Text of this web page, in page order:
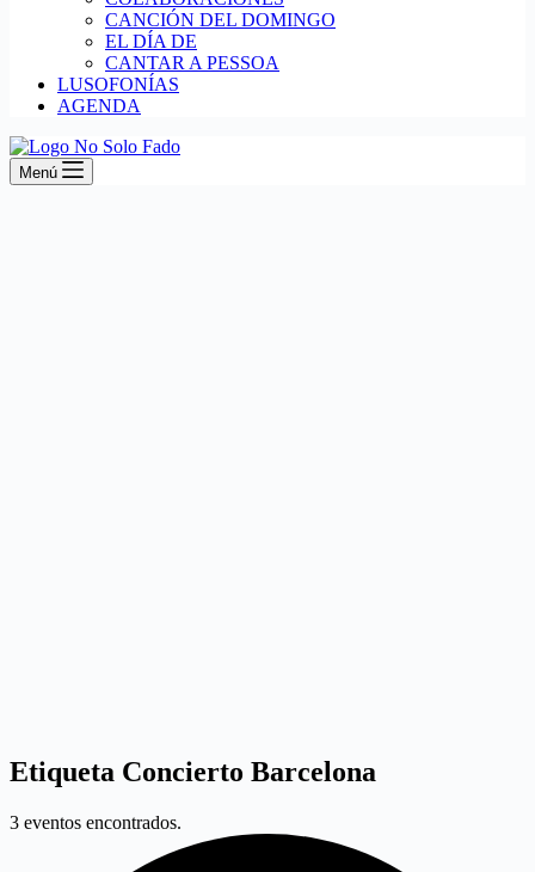
CANCIÓN DEL DOMINGO
EL DÍA DE
CANTAR A PESSOA
LUSOFONÍAS
AGENDA
Menú
Etiqueta Concierto Barcelona
3 eventos encontrados.